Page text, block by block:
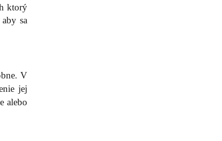
ktorý
sa
V
jej
alebo